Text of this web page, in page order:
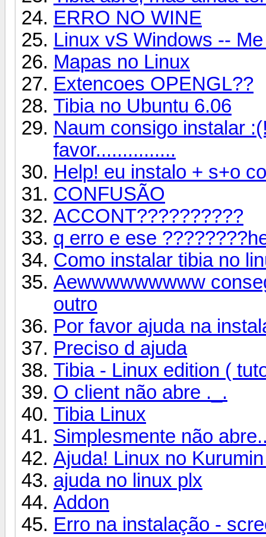
ERRO NO WINE
Linux vS Windows --
Mapas no Linux
Extencoes OPENGL??
Tibia no Ubuntu 6.06
Naum consigo instalar
favor...............
Help! eu instalo + s+o
CONFUSÃO
ACCONT??????????
q erro e ese
Como instalar tibia no
Aewwwwwwwww
outro
Por favor ajuda na
Preciso d ajuda
Tibia - Linux edition (
O client não abre ._.
Tibia Linux
Simplesmente não
Ajuda! Linux no
ajuda no linux plx
Addon
Erro na instalação -